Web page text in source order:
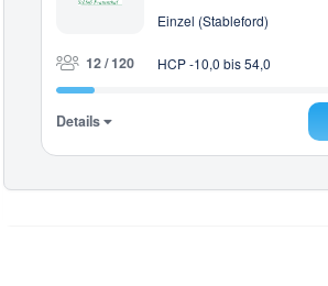
Einzel (Stableford)
12 / 120 HCP -10,0 bis 54,0
Details